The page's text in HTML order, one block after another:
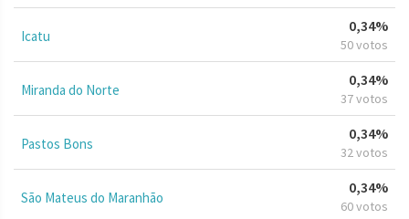
Icatu
0,34%
50 votos
Miranda do Norte
0,34%
37 votos
Pastos Bons
0,34%
32 votos
São Mateus do Maranhão
0,34%
60 votos